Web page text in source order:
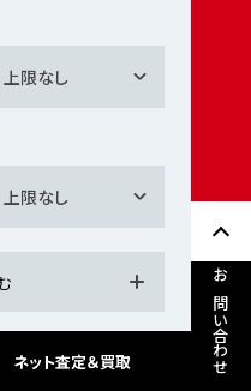
お問い合わせ
上限なし
上限なし
ネット査定＆買取